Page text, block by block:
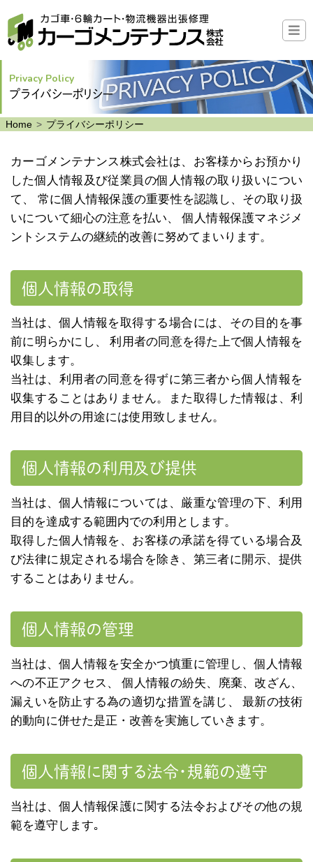
Privacy Policy
プライバシーポリシー
Home プライバシーポリシー
カーゴメンテナンス株式会社は、お客様からお預かり
した個人情報及び従業員の個人情報の取り扱いについ
て、 常に個人情報保護の重要性を認識し、その取り扱
いについて細心の注意を払い、 個人情報保護マネジメ
ントシステムの継続的改善に努めてまいります。
個人情報の取得
当社は、個人情報を取得する場合には、その目的を事
前に明らかにし、 利用者の同意を得た上で個人情報を
収集します。
当社は、利用者の同意を得ずに第三者から個人情報を
収集することはありません。また取得した情報は、利
用目的以外の用途には使用致しません。
個人情報の利用及び提供
当社は、個人情報については、厳重な管理の下、利用
目的を達成する範囲内での利用とします。
取得した個人情報を、お客様の承諾を得ている場合及
び法律に規定される場合を除き、第三者に開示、提供
することはありません。
個人情報の管理
当社は、個人情報を安全かつ慎重に管理し、個人情報
への不正アクセス、 個人情報の紛失、廃棄、改ざん、
漏えいを防止する為の適切な措置を講じ、 最新の技術
的動向に併せた是正・改善を実施していきます。
個人情報に関する法令・規範の遵守
当社は、個人情報保護に関する法令およびその他の規
範を遵守します｡